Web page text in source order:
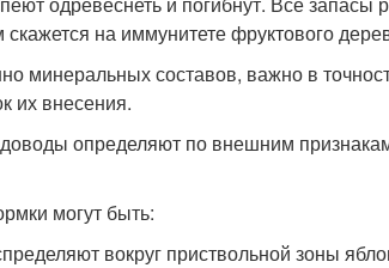
на иммунитете фруктового
минеральных составов, важно в
их внесения.
определяют по внешним
могут быть:
вокруг приствольной зоны